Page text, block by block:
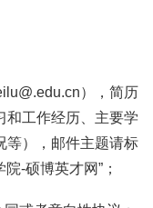
），简历
和工作经历、主要学
等），邮件主题请标
-硕博英才网”；